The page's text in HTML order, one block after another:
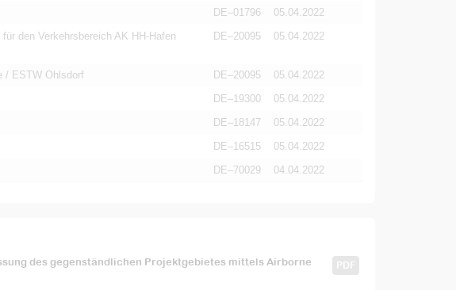
DE–01796
05.04.2022
den Verkehrsbereich AK HH-Hafen
DE–20095 05.04.2022
/ ESTW Ohlsdorf DE–20095
05.04.2022
DE–19300
05.04.2022
DE–18147
05.04.2022
DE–16515
05.04.2022
DE–70029 04.04.2022
PDF
des gegenständlichen Projektgebietes mittels Airborne